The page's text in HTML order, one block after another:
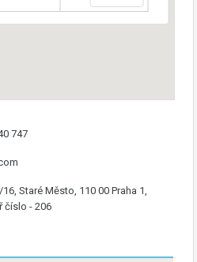
747
Staré Město, 110 00 Praha 1,
číslo - 206